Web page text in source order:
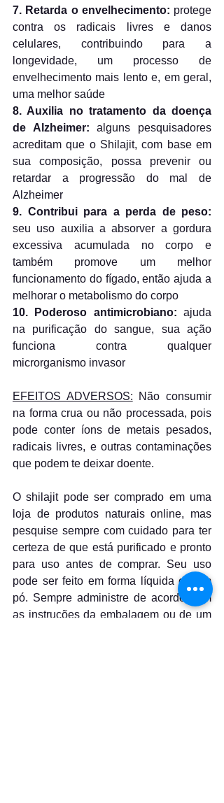
7. Retarda o envelhecimento: protege
contra os radicais livres e danos
celulares, contribuindo para a
longevidade, um processo de
envelhecimento mais lento e, em geral,
uma melhor saúde
8. Auxilia no tratamento da doença
de Alzheimer: alguns pesquisadores
acreditam que o Shilajit, com base em
sua composição, possa prevenir ou
retardar a progressão do mal de
Alzheimer
9. Contribui para a perda de peso:
seu uso auxilia a absorver a gordura
excessiva acumulada no corpo e
também promove um melhor
funcionamento do fígado, então ajuda a
melhorar o metabolismo do corpo
10. Poderoso antimicrobiano: ajuda
na purificação do sangue, sua ação
funciona contra qualquer
microrganismo invasor
EFEITOS ADVERSOS: Não consumir
na forma crua ou não processada, pois
pode conter íons de metais pesados,
radicais livres, e outras contaminações
que podem te deixar doente.
O shilajit pode ser comprado em uma
loja de produtos naturais online, mas
pesquise sempre com cuidado para ter
certeza de que está purificado e pronto
para uso antes de comprar. Seu uso
pode ser feito em forma líquida ou em
pó. Sempre administre de acordo com
as instruções da embalagem ou de um